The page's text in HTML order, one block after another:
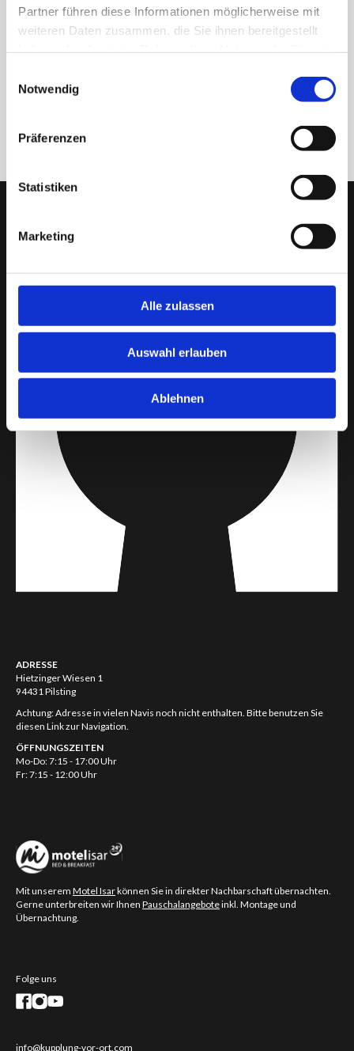
Partner führen diese Informationen möglicherweise mit
weiteren Daten zusammen, die Sie ihnen bereitgestellt
Notwendig
Präferenzen
Statistiken
Marketing
Alle zulassen
Auswahl erlauben
Ablehnen
ADRESSE
Hietzinger Wiesen 1
94431 Pilsting
Achtung: Adresse in vielen Navis noch nicht enthalten. Bitte benutzen Sie
diesen Link zur Navigation.
ÖFFNUNGSZEITEN
Mo-Do: 7:15 - 17:00 Uhr
Fr: 7:15 - 12:00 Uhr
Mit unserem Motel Isarkönnen Sie in direkter Nachbarschaft übernachten.
Gerne unterbreiten wir Ihnen Pauschalangeboteinkl. Montage und
Übernachtung.
Folge uns
info@kupplung-vor-ort.com